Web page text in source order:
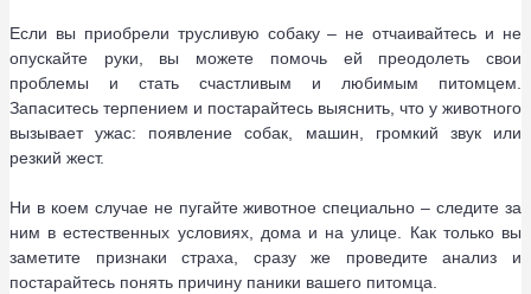
Если вы приобрели трусливую собаку – не отчаивайтесь и не
опускайте руки, вы можете помочь ей преодолеть свои
проблемы и стать счастливым и любимым питомцем.
Запаситесь терпением и постарайтесь выяснить, что у животного
вызывает ужас: появление собак, машин, громкий звук или
резкий жест.
Ни в коем случае не пугайте животное специально – следите за
ним в естественных условиях, дома и на улице. Как только вы
заметите признаки страха, сразу же проведите анализ и
постарайтесь понять причину паники вашего питомца.